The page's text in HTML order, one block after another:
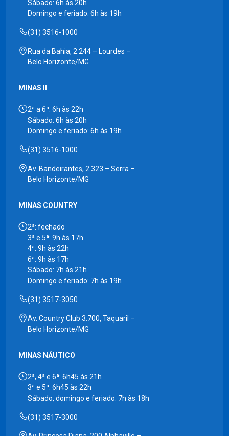
Sábado: 6h às 20h
Domingo e feriado: 6h às 19h
(31) 3516-1000
Rua da Bahia, 2.244 – Lourdes –
Belo Horizonte/MG
MINAS II
2ª a 6ª: 6h às 22h
Sábado: 6h às 20h
Domingo e feriado: 6h às 19h
(31) 3516-1000
Av. Bandeirantes, 2.323 – Serra –
Belo Horizonte/MG
MINAS COUNTRY
2ª: fechado
3ª e 5ª: 9h às 17h
4ª: 9h às 22h
6ª: 9h às 17h
Sábado: 7h às 21h
Domingo e feriado: 7h às 19h
(31) 3517-3050
Av. Country Club 3.700, Taquaril –
Belo Horizonte/MG
MINAS NÁUTICO
2ª, 4ª e 6ª: 6h45 às 21h
3ª e 5ª: 6h45 às 22h
Sábado, domingo e feriado: 7h às 18h
(31) 3517-3000